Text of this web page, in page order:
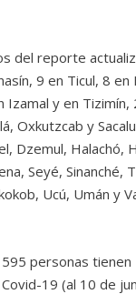
del reporte
9 en Ticul, 8 en
Izamal y en Tizimín,
Oxkutzcab y
Dzemul, Halachó,
Seyé, Sinanché,
Ucú, Umán y
personas tienen
19 (al 10 de